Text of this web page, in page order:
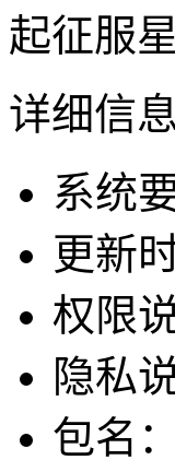
起征服
详细信
系统
更新
权限
隐私
包名